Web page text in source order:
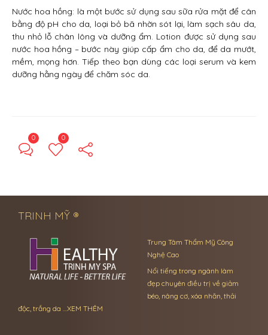
Nước hoa hồng: là một bước sử dụng sau sữa rửa mặt để cân
bằng độ pH cho da, loại bỏ bã nhờn sót lại, làm sạch sâu da,
thu nhỏ lỗ chân lông và dưỡng ẩm. Lotion được sử dụng sau
nước hoa hồng – bước này giúp cấp ẩm cho da, để da mướt,
mềm, mọng hơn. Tiếp theo bạn dùng các loại serum và kem
dưỡng hằng ngày để chăm sóc da.
0 0
TRINH MỸ ®
Trung Tâm Thẩm Mỹ Công
Nghệ Cao
Nổi tiếng trong ngành làm
đẹp chuyên điều trị về giảm
béo, nâng cơ, xóa nhăn, thải
độc, trắng da …XEM THÊM